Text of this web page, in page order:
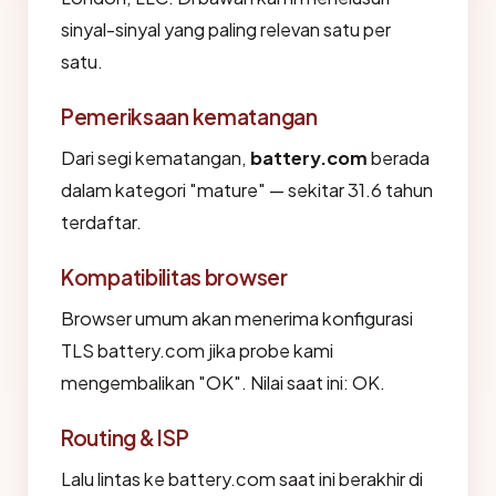
sinyal-sinyal yang paling relevan satu per
satu.
Pemeriksaan kematangan
Dari segi kematangan, battery.comberada
dalam kategori "mature" — sekitar 31.6 tahun
terdaftar.
Kompatibilitas browser
Browser umum akan menerima konfigurasi
TLS battery.com jika probe kami
mengembalikan "OK". Nilai saat ini: OK.
Routing & ISP
Lalu lintas ke battery.com saat ini berakhir di